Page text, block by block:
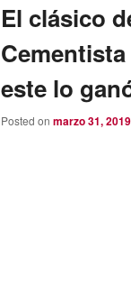
El clásico
este lo
Posted on marzo 31, 2019